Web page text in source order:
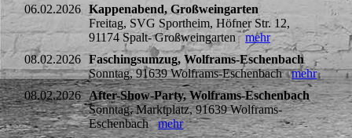
06.02.2026 Kappenabend, Großweingarten
Freitag, SVG Sportheim, Höfner Str. 12,
91174 Spalt- Großweingartenmehr
08.02.2026
Faschingsumzug, Wolframs-Eschenbach
Sonntag, 91639 Wolframs-Eschenbachmehr
08.02.2026 After-Show-Party, Wolframs-Eschenbach
Sonntag, Marktplatz, 91639 Wolframs-
Eschenbachmehr